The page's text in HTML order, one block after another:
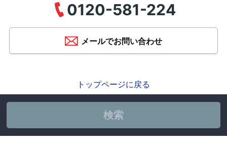
0120-581-224
メールでお問い合わせ
トップページに戻る
検索